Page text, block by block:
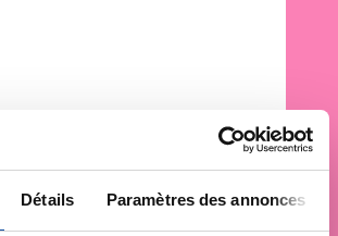
Détails Paramètres des annonces